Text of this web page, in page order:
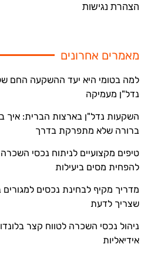
הצהרת נגישות
מאמרים אחרונים
נדל"ן מעמיקה
השקעות נדל"ן בארצות הברית: איך
ברורה שלא מתפרקת בדרך
טיפים מקצועיים לניתוח נכסי השכרה
להפחית מסים ביעילות
מדריך מקיף לבחינת נכסים למגורים
שצריך לדעת
ניהול נכסי השכרה לטווח קצר
אידיאליות